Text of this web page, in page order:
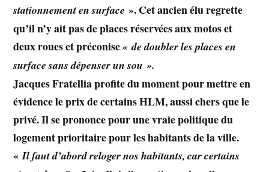
stationnement en surface ». Cet ancien élu regrette
qu’il n’y ait pas de places réservées aux motos et
deux roues et préconise« de doubler les places en
surface sans dépenser un sou ».
Jacques Fratelliaprofite du moment pour mettre en
évidence le prix de certains HLM, aussi chers que le
privé. Il se prononce pour une vraie politique du
logement prioritaire pour les habitants de la ville.
« Il faut d’abord reloger nos habitants, car certains